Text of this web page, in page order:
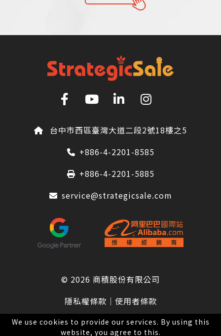
台中市西區臺灣大道二段2號18樓之5
+886-4-2201-8585
+886-4-2201-5885
service@strategicsale.com
© 2026 商積股份有限公司
隱私權條款 ｜ 使用者條款
We use cookies to provide our services. By using this
website, you agree to this.